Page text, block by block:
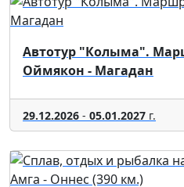
Автотур "Колыма".
Оймякон - Магадан
29.12.2026 - 05.01.2027 г.